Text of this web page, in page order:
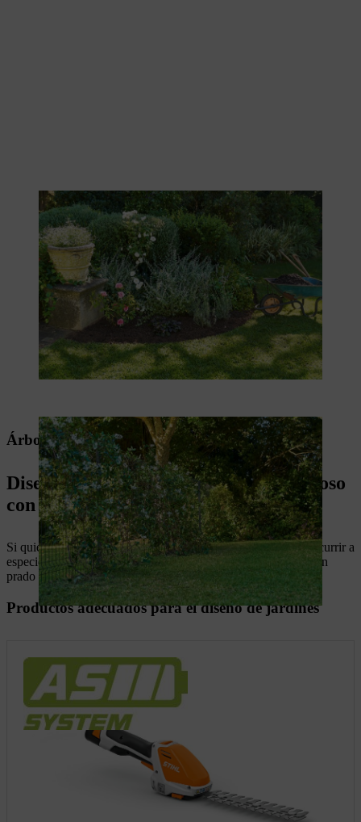
Árboles adecuados para el jardín
Diseñar un jardín sostenible y respetuoso
con los animales
Si quieres crear un jardín respetuoso con las abejas, puedes recurrir a
especies de plantas adecuadas para ello y, por ejemplo, crear un
prado de flores silvestres, es decir, ¡un proyecto sostenible!
Productos adecuados para el diseño de jardines